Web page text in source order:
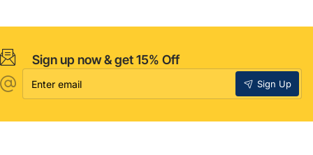
Sign up now & get 15% Off
email
Sign Up